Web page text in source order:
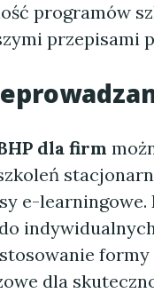
programów
przepisami
dla firm
e-learningowe.
dla